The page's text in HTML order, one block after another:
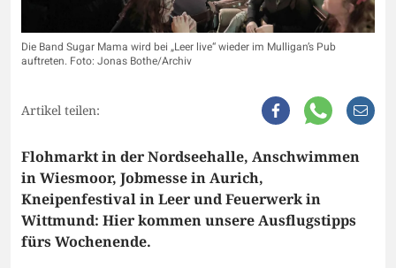
Die Band Sugar Mama wird bei „Leer live“ wieder im Mulligan’s Pub
auftreten. Foto: Jonas Bothe/Archiv
Artikel teilen:
Flohmarkt in der Nordseehalle, Anschwimmen
in Wiesmoor, Jobmesse in Aurich,
Kneipenfestival in Leer und Feuerwerk in
Wittmund: Hier kommen unsere Ausflugstipps
fürs Wochenende.